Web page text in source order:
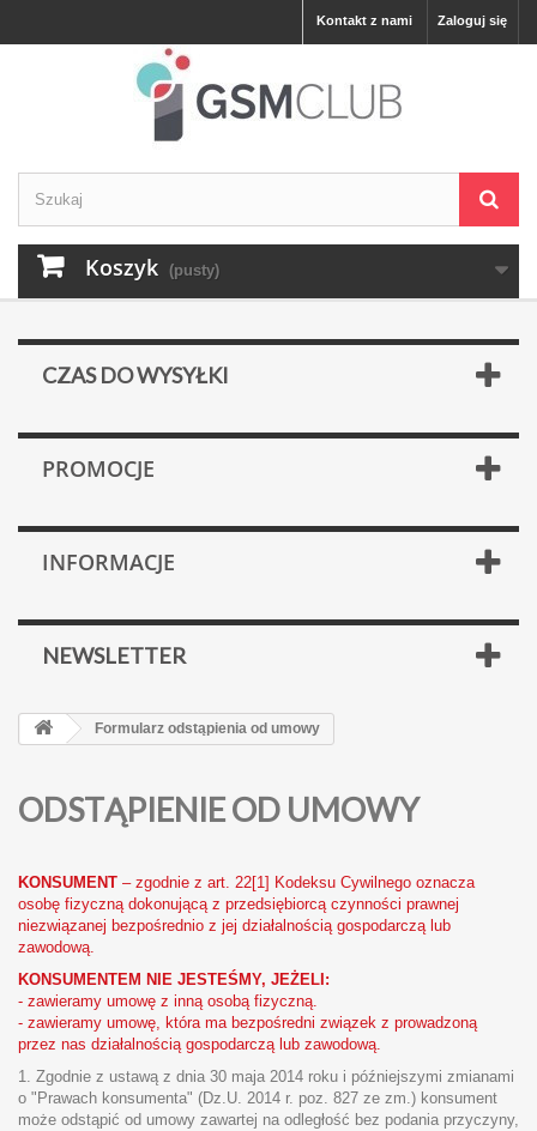
Zaloguj się
Kontakt z nami
Koszyk (pusty)
CZAS DO WYSYŁKI
PROMOCJE
INFORMACJE
NEWSLETTER
Formularz odstąpienia od umowy
ODSTĄPIENIE OD UMOWY
KONSUMENT – zgodnie z art. 22[1] Kodeksu Cywilnego oznacza
osobę fizyczną dokonującą z przedsiębiorcą czynności prawnej
niezwiązanej bezpośrednio z jej działalnością gospodarczą lub
zawodową.
KONSUMENTEM NIE JESTEŚMY, JEŻELI:
- zawieramy umowę z inną osobą fizyczną.
- zawieramy umowę, która ma bezpośredni związek z prowadzoną
przez nas działalnością gospodarczą lub zawodową.
1. Zgodnie z ustawą z dnia 30 maja 2014 roku i późniejszymi zmianami
o "Prawach konsumenta" (Dz.U. 2014 r. poz. 827 ze zm.) konsument
może odstąpić od umowy zawartej na odległość bez podania przyczyny,